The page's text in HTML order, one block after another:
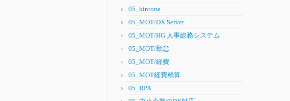
05_kintone
05_MOT/DX Server
05_MOT/HG 人事総務システム
05_MOT/勤怠
05_MOT/経費
05_MOT経費精算
05_RPA